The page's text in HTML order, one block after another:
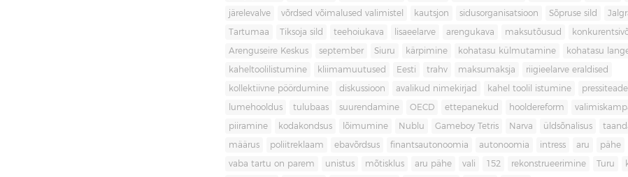
järelevalve võrdsed võimalused valimistel kautsjon sidusorganisatsioon Sõpruse sild
Tartumaa Tiksoja sild teehoiukava lisaeelarve arengukava maksutõusud
Arenguseire Keskus september Siuru kärpimine kohatasu külmutamine kohatasu
kaheltoolilistumine kliimamuutused Eesti trahv maksumaksja riigieelarve eraldised
kollektiivne pöördumine diskussioon avalikud nimekirjad kahel toolil istumine pressiteade
lumehooldus tulubaas suurendamine OECD ettepanekud hooldereform
piiramine kodakondsus lõimumine Nublu Gameboy Tetris Narva üldsõnalisus
määrus poliitreklaam ebavõrdsus finantsautonoomia autonoomia intress aru pähe
vaba tartu on parem unistus mõtisklus aru pähe vali 152 rekonstrueerimine Turu